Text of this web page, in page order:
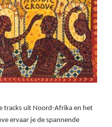
tracks uit Noord-Afrika en het
ervaar je de spannende